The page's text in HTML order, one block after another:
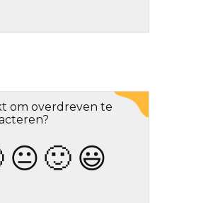
om overdreven te
😐 🙂 😃